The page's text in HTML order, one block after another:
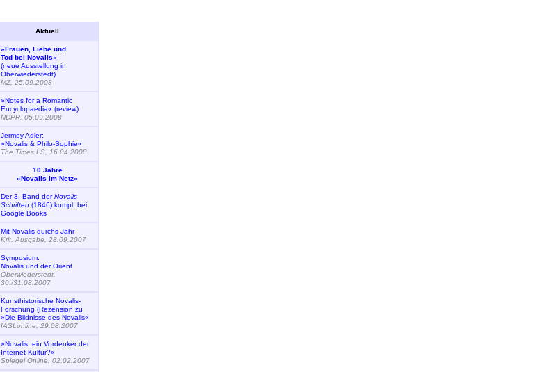
Aktuell
»Frauen, Liebe und
Tod bei Novalis«
(neue Ausstellung in
Oberwiederstedt)
MZ, 25.09.2008
»Notes for a Romantic
Encyclopaedia« (review)
NDPR, 05.09.2008
Jermey Adler:
»Novalis & Philo-Sophie«
The Times LS, 16.04.2008
10 Jahre
»Novalis im Netz«
Der 3. Band derNovalis
Schriften (1846) kompl. bei
Google Books
Mit Novalis durchs Jahr
Krit. Ausgabe, 28.09.2007
Symposium:
Novalis und der Orient
Oberwiederstedt,
30./31.08.2007
Kunsthistorische Novalis-
Forschung (Rezension zu
»Die Bildnisse des Novalis«
IASLonline, 29.08.2007
»Novalis, ein Vordenker der
Internet-Kultur?«
Spiegel Online, 02.02.2007